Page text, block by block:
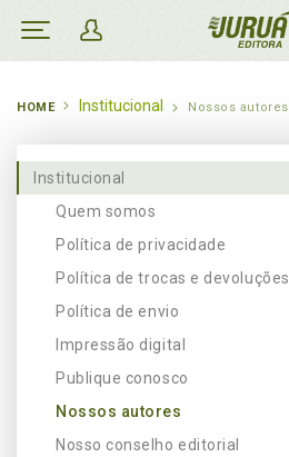
HOME Institucional Nossos autores
Institucional
Quem somos
Política de privacidade
Política de trocas e devoluções
Política de envio
Impressão digital
Publique conosco
Nossos autores
Nosso conselho editorial